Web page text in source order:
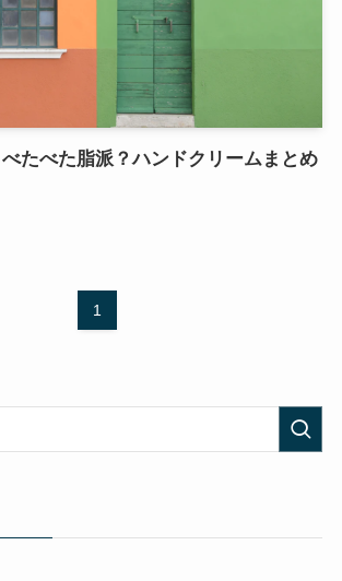
たべた脂派？ハンドクリームまとめ
1